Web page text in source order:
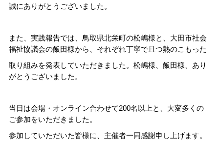
誠にありがとうございました。
また、実践報告では、鳥取県北栄町の松嶋様と、大田市社会
福祉協議会の飯田様から、それぞれ丁寧で且つ熱のこもった
取り組みを発表していただきました。 松嶋様、飯田様、あり
がとうございました。
当日は会場・オンライン合わせて200名以上と、大変多くの
ご参加をいただきました。
参加していただいた皆様に、主催者一同感謝申し上げます。